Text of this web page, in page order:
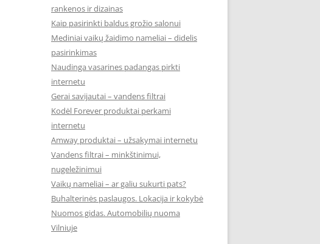
rankenos ir dizainas
Kaip pasirinkti baldus grožio salonui
Mediniai vaikų žaidimo nameliai – didelis
pasirinkimas
Naudinga vasarines padangas pirkti
internetu
Gerai savijautai – vandens filtrai
Kodėl Forever produktai perkami
internetu
Amway produktai – užsakymai internetu
Vandens filtrai – minkštinimui,
nugeležinimui
Vaikų nameliai – ar galiu sukurti pats?
Buhalterinės paslaugos. Lokacija ir kokybė
Nuomos gidas. Automobilių nuoma
Vilniuje